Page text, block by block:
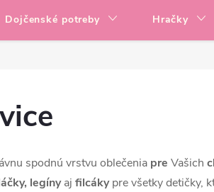
Dojčenské potreby Hračky
spodnú vrstvu oblečenia pre Vašich
legínyaj filcákypre všetky detičky,